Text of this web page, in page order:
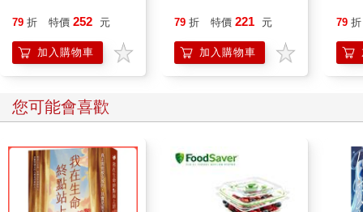
人們輕易發現沙皇與他聲稱並熱衷於代表的「人民」日漸疏遠。
他退居幕後，成日享受妻子主持的維多利亞式家庭生活，屋內有
塞得鼓起的舒適傢俱、綠色花環、粉紅色絲帶、丁香花、典雅的
英式印花布，以及掛滿閃閃發光聖像的牆壁。費奧多羅夫
（Feodorov）村位於沙皇村，是沙皇在亞歷山大宮附近所建、一
個如玩具般的俄羅斯小鎮。這個村落是他最喜歡的家庭住所，裡
人「洞穴教堂。」這裡完全體現了對俄羅斯輝煌過往的戲劇性幻
想，不僅駐守的士兵個個身著十七世紀風格的服裝，連火車站也
是舞臺布景，其莫斯科式的帳篷屋頂讓人聯想到早期的俄羅斯宮
殿。更甚者，尼古拉和皇室成員如鴕鳥般埋首於皇家劇院和芭蕾
79 折 特價 252 元
加入購物車
79 折 特價 221 元
加入購物車
79 折
您可能會喜歡